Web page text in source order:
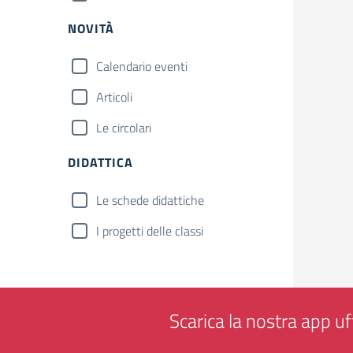
NOVITÀ
Calendario eventi
Articoli
Le circolari
DIDATTICA
Le schede didattiche
I progetti delle classi
Scarica la nostra app